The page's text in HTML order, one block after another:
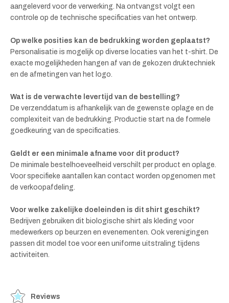
aangeleverd voor de verwerking. Na ontvangst volgt een
controle op de technische specificaties van het ontwerp.
Op welke posities kan de bedrukking worden geplaatst?
Personalisatie is mogelijk op diverse locaties van het t-shirt. De
exacte mogelijkheden hangen af van de gekozen druktechniek
en de afmetingen van het logo.
Wat is de verwachte levertijd van de bestelling?
De verzenddatum is afhankelijk van de gewenste oplage en de
complexiteit van de bedrukking. Productie start na de formele
goedkeuring van de specificaties.
Geldt er een minimale afname voor dit product?
De minimale bestelhoeveelheid verschilt per product en oplage.
Voor specifieke aantallen kan contact worden opgenomen met
de verkoopafdeling.
Voor welke zakelijke doeleinden is dit shirt geschikt?
Bedrijven gebruiken dit biologische shirt als kleding voor
medewerkers op beurzen en evenementen. Ook verenigingen
passen dit model toe voor een uniforme uitstraling tijdens
activiteiten.
Reviews